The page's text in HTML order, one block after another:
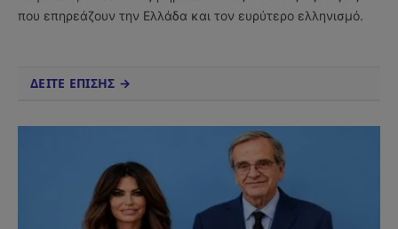
που επηρεάζουν την Ελλάδα και τον ευρύτερο ελληνισμό.
ΔΕΙΤΕ ΕΠΙΣΗΣ →